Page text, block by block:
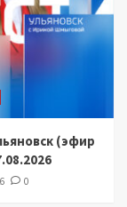
(эфир
0